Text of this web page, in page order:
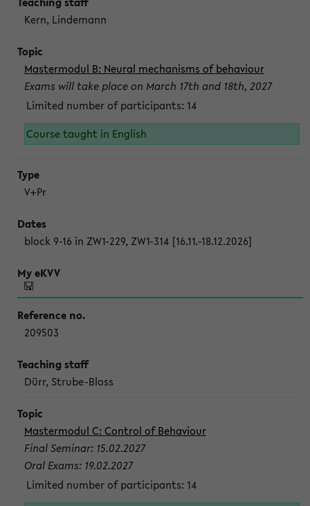
Kern, Lindemann
Mastermodul B: Neural mechanisms of behaviour
Exams will take place on March 17th and 18th, 2027
Limited number of participants: 14
Course taught in English
V+Pr
block 9-16 in ZW1-229, ZW1-314 [16.11.-18.12.2026]
209503
Dürr, Strube-Bloss
Mastermodul C: Control of Behaviour
Final Seminar: 15.02.2027
Oral Exams: 19.02.2027
Limited number of participants: 14